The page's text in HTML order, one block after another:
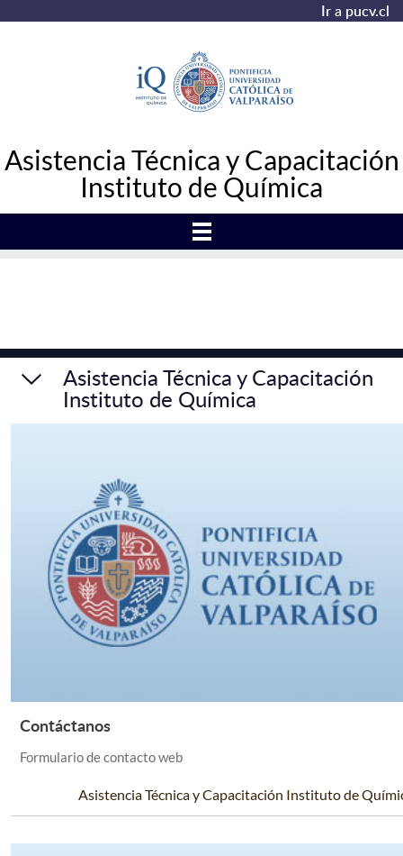
Ir a pucv.cl
Asistencia Técnica y Capacitación
Instituto de Química
Asistencia Técnica y Capacitación
Instituto de Química
Contáctanos
Formulario de contacto web
Asistencia Técnica y Capacitación Instituto de